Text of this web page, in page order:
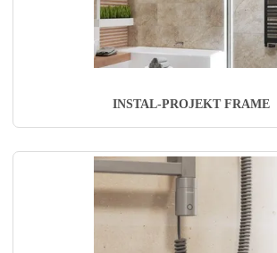
INSTAL-PROJEKT FRAME